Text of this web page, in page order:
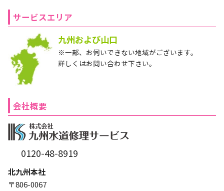
サービスエリア
九州および山口
※一部、お伺いできない地域がございます。
詳しくはお問い合わせ下さい。
会社概要
0120-48-8919
北九州本社
〒806-0067